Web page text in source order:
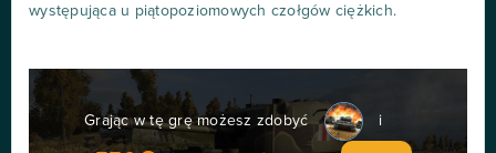
występująca u piątopoziomowych czołgów ciężkich.
Grając w tę grę możesz zdobyć i